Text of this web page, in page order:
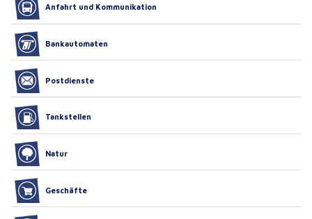
Anfahrt und Kommunikation
Bankautomaten
Postdienste
Tankstellen
Natur
Geschäfte